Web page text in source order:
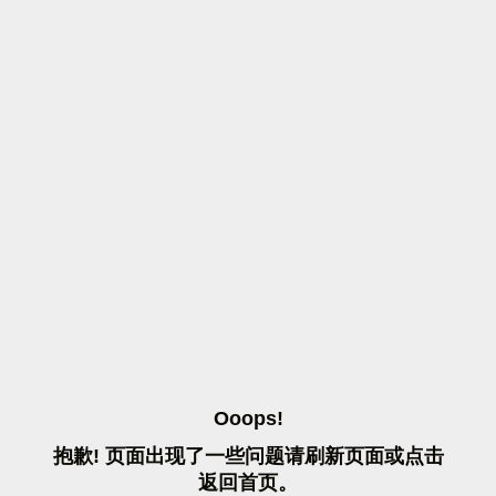
OOOPS!
抱歉! 页面出现了一些问题请刷 新页面或点击
返 回首页。